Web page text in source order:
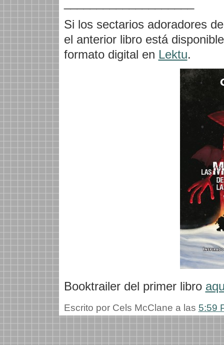
Si los sectarios adoradores
el anterior libro está
formato digital en Lektu.
Booktrailer del primer libro
Escrito por Cels McClane a las 5:59